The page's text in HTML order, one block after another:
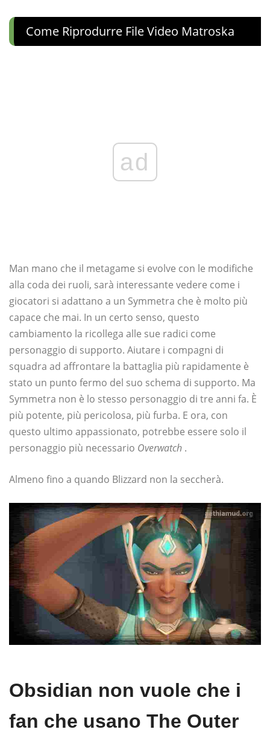
Come Riprodurre File Video Matroska
ad
Man mano che il metagame si evolve con le modifiche
alla coda dei ruoli, sarà interessante vedere come i
giocatori si adattano a un Symmetra che è molto più
capace che mai. In un certo senso, questo
cambiamento la ricollega alle sue radici come
personaggio di supporto. Aiutare i compagni di
squadra ad affrontare la battaglia più rapidamente è
stato un punto fermo del suo schema di supporto. Ma
Symmetra non è lo stesso personaggio di tre anni fa. È
più potente, più pericolosa, più furba. E ora, con
questo ultimo appassionato, potrebbe essere solo il
personaggio più necessario Overwatch .
Almeno fino a quando Blizzard non la seccherà.
Obsidian non vuole che i
fan che usano The Outer